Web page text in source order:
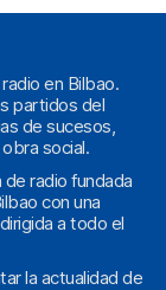
en Bilbao.
partidos del
de sucesos,
social.
radio fundada
con una
a todo el
la actualidad de